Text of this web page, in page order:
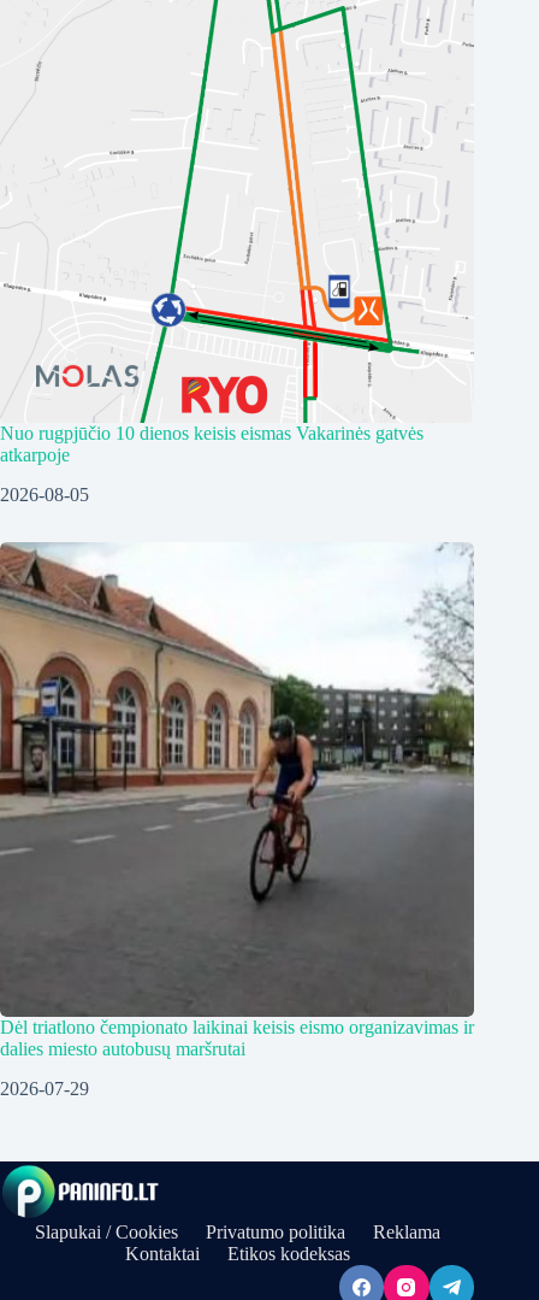
Nuo rugpjūčio 10 dienos keisis eismas Vakarinės gatvės
atkarpoje
2026-08-05
Dėl triatlono čempionato laikinai keisis eismo organizavimas ir
dalies miesto autobusų maršrutai
2026-07-29
Slapukai / Cookies Privatumo politika
Reklama
Kontaktai
Etikos kodeksas